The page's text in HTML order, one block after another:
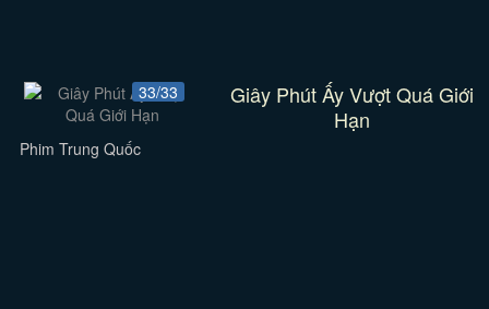
33/33
Giây Phút Ấy Vượt Quá Giới
Hạn
Phim Trung Quốc